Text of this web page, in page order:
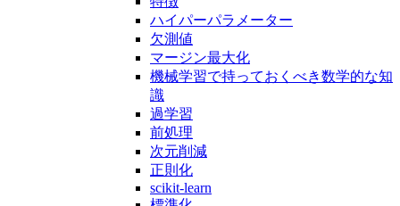
ハイパーパラメーター
欠測値
マージン最大化
機械学習で持っておくべき数学的な知
識
過学習
前処理
次元削減
正則化
scikit-learn